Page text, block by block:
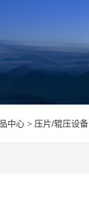
中心 > 压片/辊压设备